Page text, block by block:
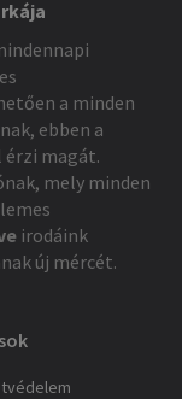
a minden
ebben a
magát.
mely minden
irodáink
új mércét.